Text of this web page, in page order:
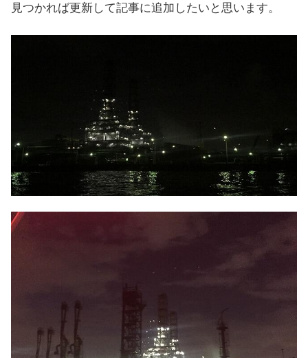
見つかれば更新して記事に追加したいと思います。